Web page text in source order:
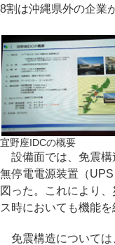
8割は沖縄県外の企業
宜野座IDCの概要
設備面では、免震構
無停電電源装置（
図った。これにより
ス時においても機能
免震構造については